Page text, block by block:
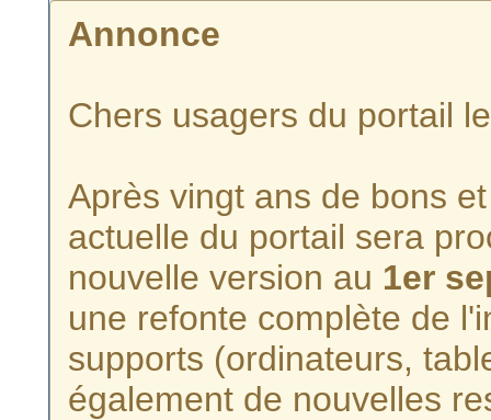
Annonce
Chers usagers du portail
Après vingt ans de bons
actuelle du portail sera
nouvelle version au 1er
une refonte complète de
supports (ordinateurs,
également de nouvelles